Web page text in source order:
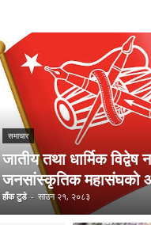
समाचार
जातीय तथा धार्मिक
जनसांस्कृतिक महासंघको
हाँक टुडे - साउन २१, २०८३